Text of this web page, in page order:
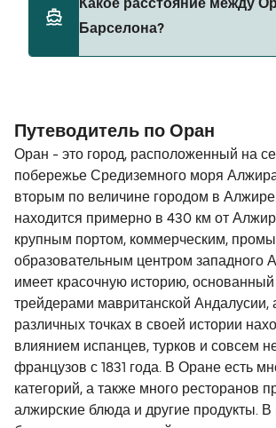
брать на паромы между Оран и
Какое расстояние между
Барселона?
Путеводитель по Оран
Оран - это город, расположенный на
побережье Средиземного моря
вторым по величине городом в
находится примерно в 430 км от
крупным портом, коммерческим,
образовательным центром западного
имеет красочную историю, основанный
трейдерами мавританской Андалусии,
различных точках в своей истории
влиянием испанцев, турков и совсем
французов с 1831 года. В Оране есть
категорий, а также много ресторанов
алжирские блюда и другие продукты. В